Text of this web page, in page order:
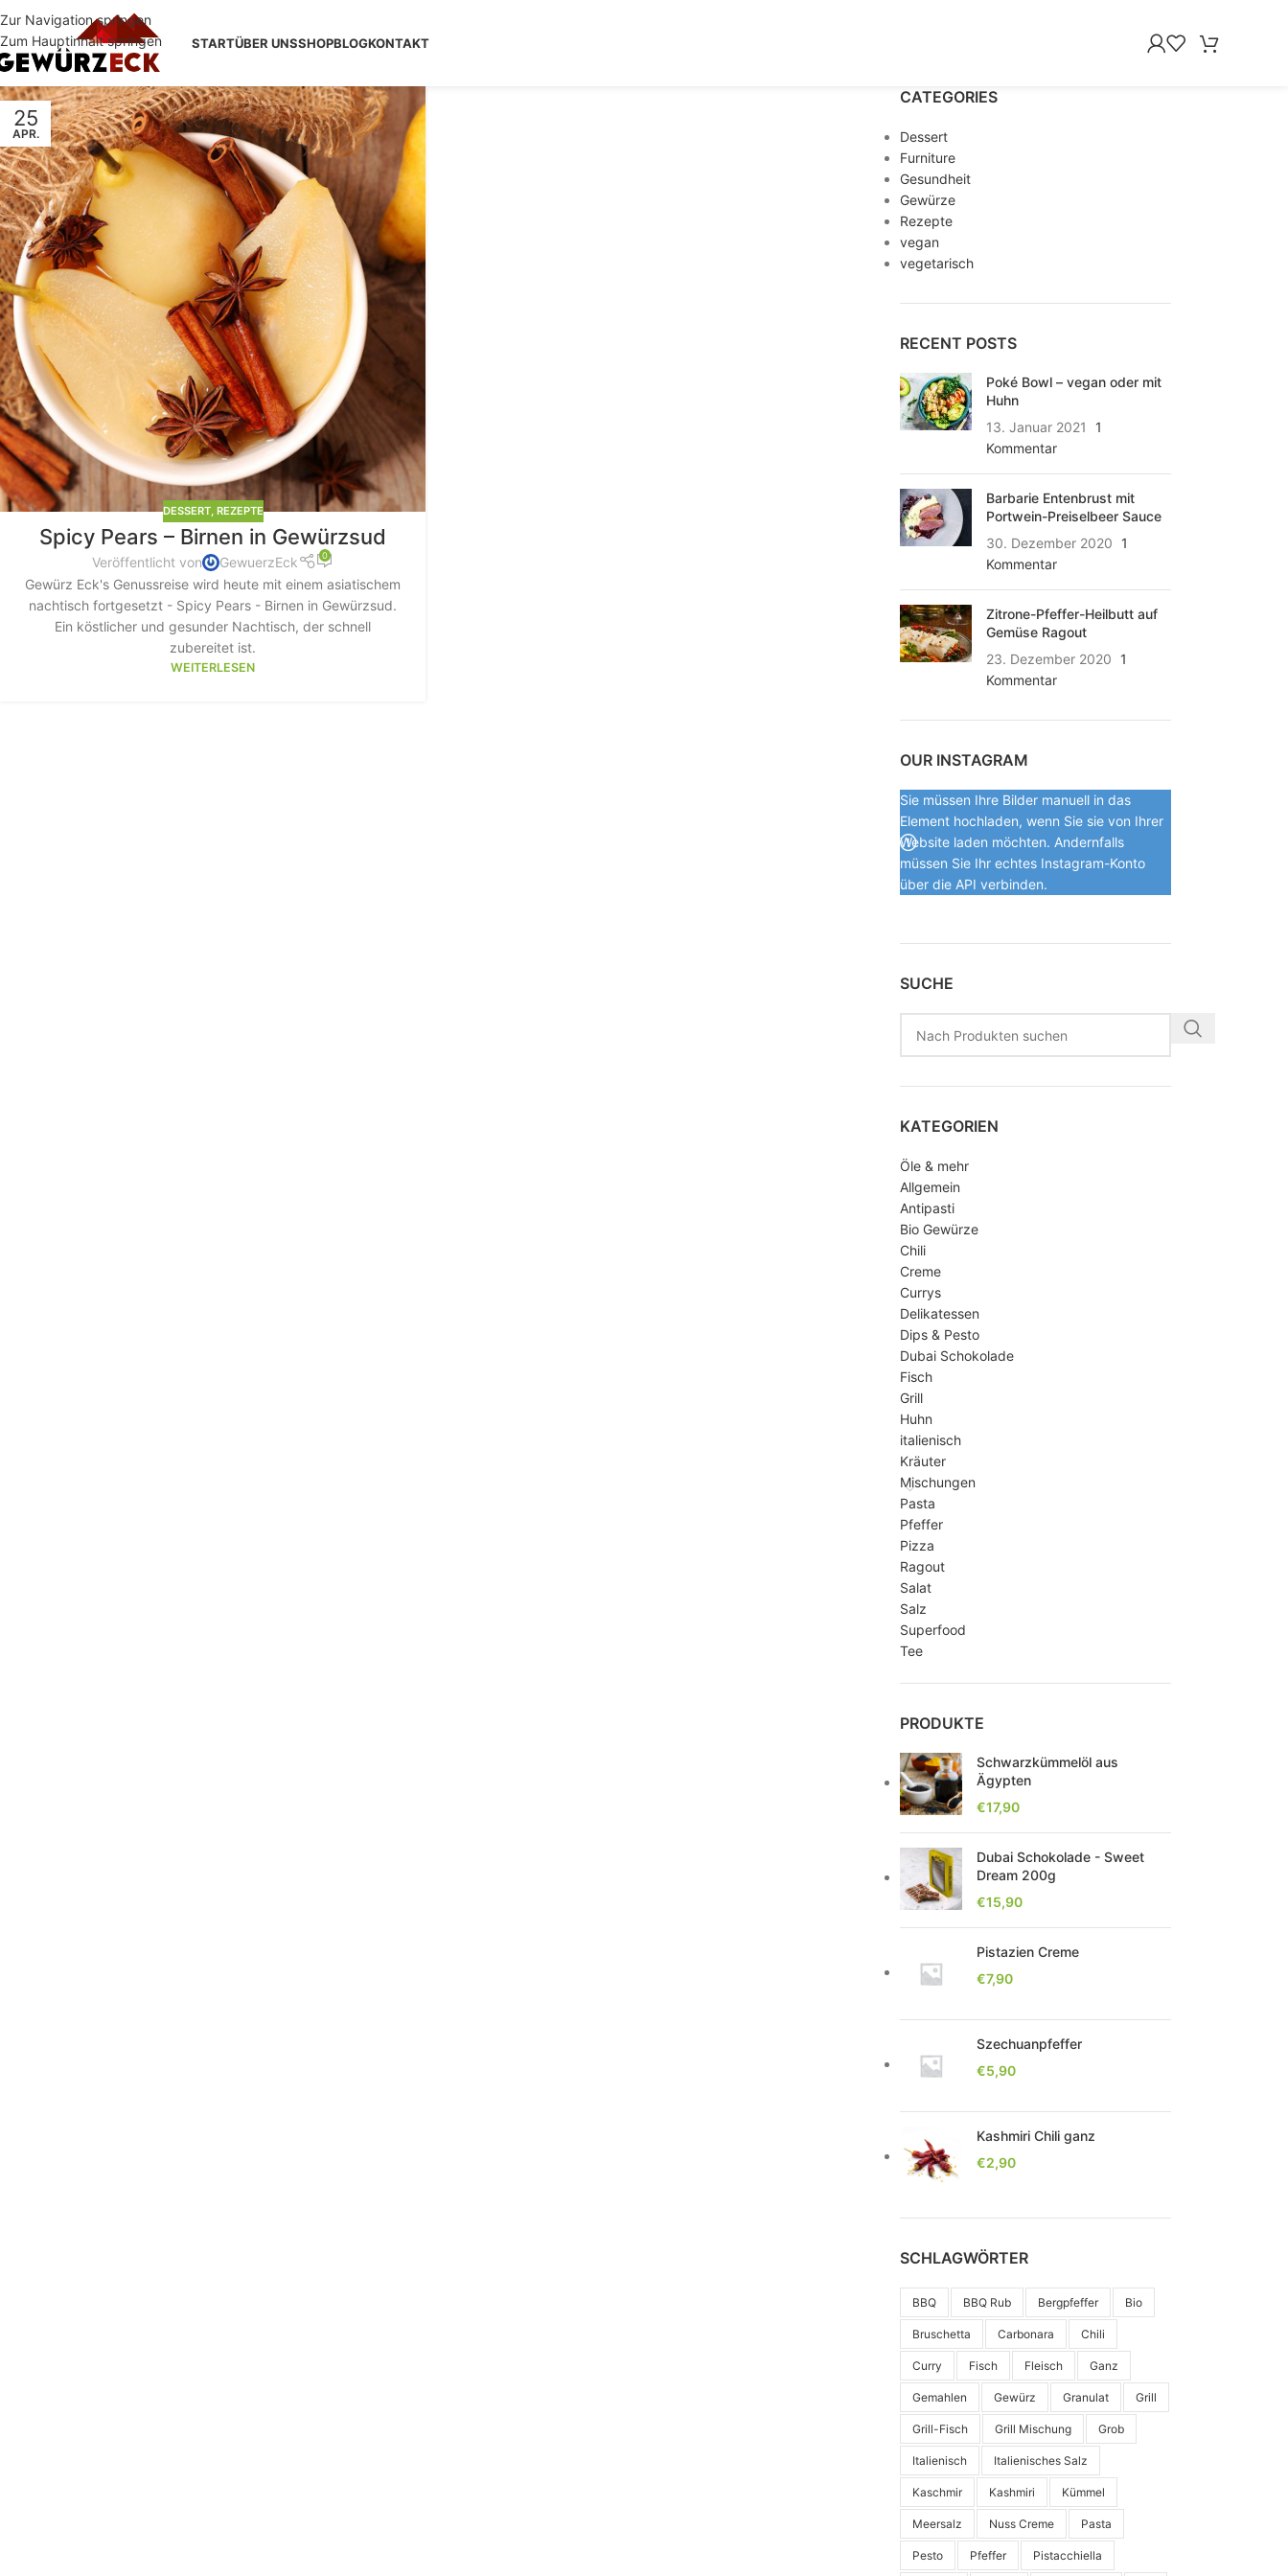
Zur Navigation springen
Zum Hauptinhalt springen
STARTÜBER UNSSHOPBLOGKONTAKT
25
APR.
DESSERT, REZEPTE
Spicy Pears – Birnen in Gewürzsud
Veröffentlicht von GewuerzEck 0
Gewürz Eck's Genussreise wird heute mit einem asiatischem
nachtisch fortgesetzt - Spicy Pears - Birnen in Gewürzsud.
Ein köstlicher und gesunder Nachtisch, der schnell
zubereitet ist.
WEITERLESEN
CATEGORIES
Dessert
Furniture
Gesundheit
Gewürze
Rezepte
vegan
vegetarisch
RECENT POSTS
Poké Bowl – vegan oder mit
Huhn
13. Januar 2021
1
Kommentar
Barbarie Entenbrust mit
Portwein-Preiselbeer Sauce
30. Dezember 2020
1
Kommentar
Zitrone-Pfeffer-Heilbutt auf
Gemüse Ragout
23. Dezember 2020
1
Kommentar
OUR INSTAGRAM
Sie müssen Ihre Bilder manuell in das
Element hochladen, wenn Sie sie von Ihrer
Website laden möchten. Andernfalls
müssen Sie Ihr echtes Instagram-Konto
über die API verbinden.
SUCHE
KATEGORIEN
Öle & mehr
Allgemein
Antipasti
Bio Gewürze
Chili
Creme
Currys
Delikatessen
Dips & Pesto
Dubai Schokolade
Fisch
Grill
Huhn
italienisch
Kräuter
Mischungen
Pasta
Pfeffer
Pizza
Ragout
Salat
Salz
Superfood
Tee
PRODUKTE
Schwarzkümmelöl aus
Ägypten
€17,90
Dubai Schokolade - Sweet
Dream 200g
€15,90
Pistazien Creme
€7,90
Szechuanpfeffer
€5,90
Kashmiri Chili ganz
€2,90
SCHLAGWÖRTER
BBQ BBQ Rub Bergpfeffer Bio
Bruschetta Carbonara Chili
Curry Fisch Fleisch Ganz
Gemahlen Gewürz Granulat Grill
Grill-Fisch Grill Mischung Grob
Italienisch Italienisches Salz
Kaschmir Kashmiri Kümmel
Meersalz Nuss Creme Pasta
Pesto Pfeffer Pistacchiella